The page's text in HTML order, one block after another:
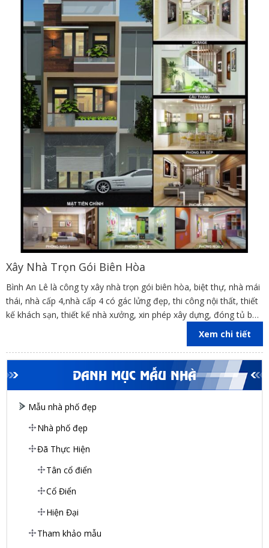
DANH MỤC MẪU NHÀ
Mẫu nhà phố đẹp
Nhà phố đẹp
Đã Thực Hiện
Tân cổ điển
Cổ Điển
Hiện Đại
Tham khảo mẫu
Xây Nhà Trọn Gói Biên Hòa
Bình An Lê là công ty xây nhà trọn gói biên hòa, biệt thự, nhà mái
thái, nhà cấp 4,nhà cấp 4 có gác lửng đẹp, thi công nội thất, thiết
kế khách sạn, thiết kế nhà xưởng, xin phép xây dựng, đóng tủ bếp
trên địa bàn các tỉnh Đồng Nai, Bình Dương, TP Hồ Chí Minh,
Xem chi tiết